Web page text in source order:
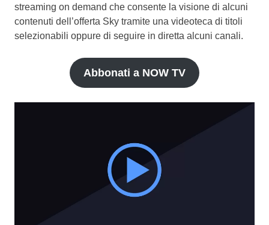
streaming on demand che consente la visione di alcuni
contenuti dell’offerta Sky tramite una videoteca di titoli
selezionabili oppure di seguire in diretta alcuni canali.
Abbonati a NOW TV